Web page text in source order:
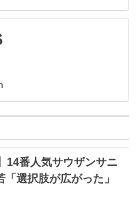
14番人気サウザンサニ
選択肢が広がった」